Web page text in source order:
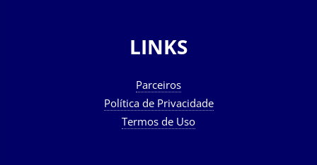
LINKS
Parceiros
Política de Privacidade
Termos de Uso